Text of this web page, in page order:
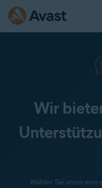
Wir
Wählen Sie unten eine